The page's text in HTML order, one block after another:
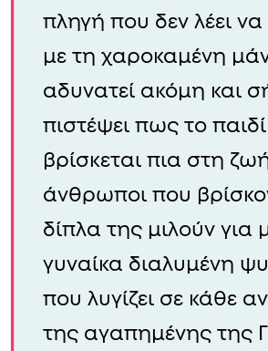
πληγή που δεν λέει να
με τη χαροκαμένη
αδυνατεί ακόμη και
πιστέψει πως το
βρίσκεται πια στη
άνθρωποι που
δίπλα της μιλούν για
γυναίκα διαλυμένη
που λυγίζει σε κάθε
της αγαπημένης της